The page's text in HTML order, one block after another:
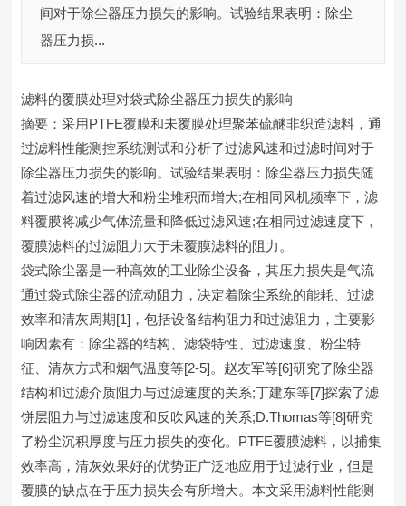
间对于除尘器压力损失的影响。试验结果表明：除尘
器压力损...
滤料的覆膜处理对袋式除尘器压力损失的影响
摘要：采用PTFE覆膜和未覆膜处理聚苯硫醚非织造滤料，通
过滤料性能测控系统测试和分析了过滤风速和过滤时间对于
除尘器压力损失的影响。试验结果表明：除尘器压力损失随
着过滤风速的增大和粉尘堆积而增大;在相同风机频率下，滤
料覆膜将减少气体流量和降低过滤风速;在相同过滤速度下，
覆膜滤料的过滤阻力大于未覆膜滤料的阻力。
袋式除尘器是一种高效的工业除尘设备，其压力损失是气流
通过袋式除尘器的流动阻力，决定着除尘系统的能耗、过滤
效率和清灰周期[1]，包括设备结构阻力和过滤阻力，主要影
响因素有：除尘器的结构、滤袋特性、过滤速度、粉尘特
征、清灰方式和烟气温度等[2-5]。赵友军等[6]研究了除尘器
结构和过滤介质阻力与过滤速度的关系;丁建东等[7]探索了滤
饼层阻力与过滤速度和反吹风速的关系;D.Thomas等[8]研究
了粉尘沉积厚度与压力损失的变化。PTFE覆膜滤料，以捕集
效率高，清灰效果好的优势正广泛地应用于过滤行业，但是
覆膜的缺点在于压力损失会有所增大。本文采用滤料性能测